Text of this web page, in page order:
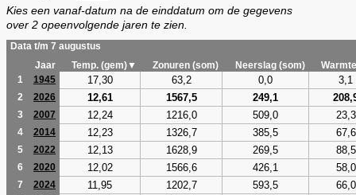
Kies een vanaf-datum na de einddatum om de gegevens
over 2 opeenvolgende jaren te zien.
Data t/m 7 augustus
Jaar
Temp. (gem)▼ Zonuren (som) Neerslag (som)
1
1945 17,30 63,2 0,0 3,1
2 2026 12,61 1567,5 249,1
3 2007 12,24 1216,0 509,0 23,3
4 2014 12,23 1326,7 385,5 67,6
5 2022 12,13 1628,9 269,5 88,5
6 2020 12,02 1566,6 426,1 58,0
7 2024 11,95 1202,7 593,5 66,0